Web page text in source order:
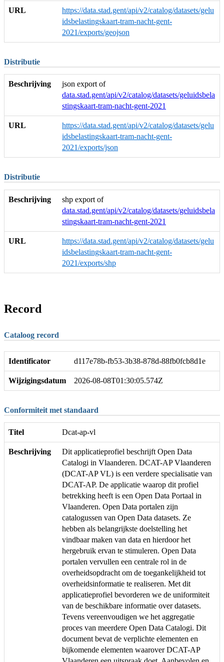
URL
https://data.stad.gent/api/v2/catalog/datasets/gelu
idsbelastingskaart-tram-nacht-gent-
2021/exports/geojson
Distributie
Beschrijving
json export of
data.stad.gent/api/v2/catalog/datasets/geluidsbela
stingskaart-tram-nacht-gent-2021
URL
https://data.stad.gent/api/v2/catalog/datasets/gelu
idsbelastingskaart-tram-nacht-gent-
2021/exports/json
Distributie
Beschrijving
shp export of
data.stad.gent/api/v2/catalog/datasets/geluidsbela
stingskaart-tram-nacht-gent-2021
URL
https://data.stad.gent/api/v2/catalog/datasets/gelu
idsbelastingskaart-tram-nacht-gent-
2021/exports/shp
Record
Cataloog record
Identificator d117e78b-fb53-3b38-878d-88fb0fcb8d1e
Wijzigingsdatum 2026-08-08T01:30:05.574Z
Conformiteit met standaard
Titel Dcat-ap-vl
Beschrijving
Dit applicatieprofiel beschrijft Open Data
Catalogi in Vlaanderen. DCAT-AP Vlaanderen
(DCAT-AP VL) is een verdere specialisatie van
DCAT-AP. De applicatie waarop dit profiel
betrekking heeft is een Open Data Portaal in
Vlaanderen. Open Data portalen zijn
catalogussen van Open Data datasets. Ze
hebben als belangrijkste doelstelling het
vindbaar maken van data en hierdoor het
hergebruik ervan te stimuleren. Open Data
portalen vervullen een centrale rol in de
overheidsopdracht om de toegankelijkheid tot
overheidsinformatie te realiseren. Met dit
applicatieprofiel bevorderen we de uniformiteit
van de beschikbare informatie over datasets.
Tevens vereenvoudigen we het aggregatie
proces van meerdere Open Data Catalogi. Dit
document bevat de verplichte elementen en
bijkomende elementen waarover DCAT-AP